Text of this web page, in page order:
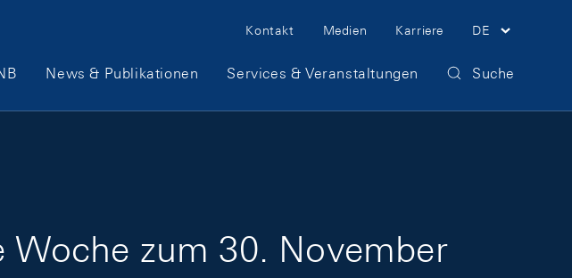
Meta Navigation
Kontakt Medien Karriere DE
News & Publikationen Services & Veranstaltungen Suche
zum 30. November